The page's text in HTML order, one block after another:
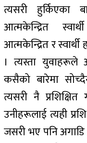
त्यसरी हुर्किएका
आत्मकेन्द्रित
आत्मकेन्द्रित र
। त्यस्ता युवाहरूले
कसैको बारेमा
त्यसरी नै
उनीहरूलाई त्यही
जसरी भए पनि